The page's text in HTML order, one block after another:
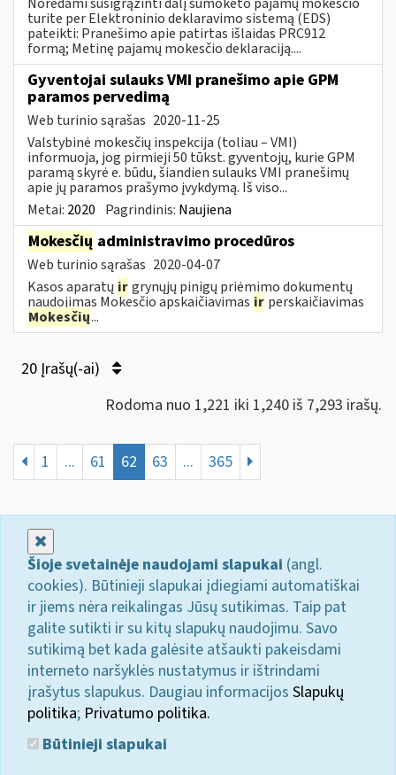
turite per Elektroninio deklaravimo sistemą (EDS)
pateikti: Pranešimo apie patirtas išlaidas PRC912
formą; Metinę pajamų mokesčio deklaraciją....
Gyventojai sulauks VMI pranešimo apie GPM
paramos pervedimą
Web turinio sąrašas 2020-11-25
Valstybinė mokesčių inspekcija (toliau – VMI)
informuoja, jog pirmieji 50 tūkst. gyventojų, kurie GPM
paramą skyrė e. būdu, šiandien sulauks VMI pranešimų
apie jų paramos prašymo įvykdymą. Iš viso...
Metai: 2020 Pagrindinis: Naujiena
Mokesčių administravimo procedūros
Web turinio sąrašas 2020-04-07
Kasos aparatų irgrynųjų pinigų priėmimo dokumentų
naudojimas Mokesčio apskaičiavimas ir perskaičiavimas
Mokesčių...
20 Įrašų(-ai)
Rodoma nuo 1,221 iki 1,240 iš 7,293 irašų.
1 ... 61 62 63 ... 365
Šioje svetainėje naudojami slapukai (angl.
cookies). Būtinieji slapukai įdiegiami automatiškai
ir jiems nėra reikalingas Jūsų sutikimas. Taip pat
galite sutikti ir su kitų slapukų naudojimu. Savo
sutikimą bet kada galėsite atšaukti pakeisdami
interneto naršyklės nustatymus ir ištrindami
įrašytus slapukus. Daugiau informacijos Slapukų
politika; Privatumo politika.
Būtinieji slapukai